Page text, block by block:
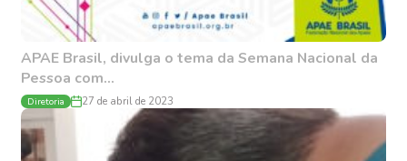
APAE Brasil, divulga o tema da Semana Nacional da
Pessoa com...
Diretoria 27 de abril de 2023